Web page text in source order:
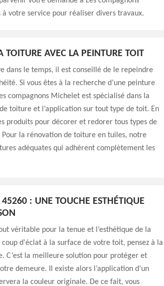
à votre service pour réaliser divers travaux.
TOITURE AVEC LA PEINTURE TOIT
dans le temps, il est conseillé de le repeindre
Si vous êtes à la recherche d’une peinture
compagnons Michelet est spécialisé dans la
toiture et l’application sur tout type de toit. En
produits pour décorer et redorer tous types de
la rénovation de toiture en tuiles, notre
adéquates qui adhèrent complètement les
: UNE TOUCHE ESTHÉTIQUE
véritable pour la tenue et l’esthétique de la
d'éclat à la surface de votre toit, pensez à la
C’est la meilleure solution pour protéger et
demeure. Il existe alors l’application d’un
la couleur originale. De ce fait, vous